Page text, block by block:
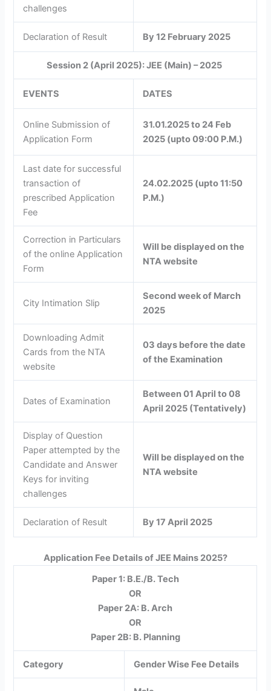
challenges
Declaration of Result By 12 February 2025
Session 2 (April 2025): JEE (Main) – 2025
EVENTS DATES
Online Submission of
Application Form
31.01.2025 to 24 Feb
2025 (upto 09:00 P.M.)
Last date for successful
transaction of
prescribed Application
Fee
24.02.2025 (upto 11:50
P.M.)
Correction in Particulars
of the online Application
Form
Will be displayed on the
NTA website
City Intimation Slip
Second week of March
2025
Downloading Admit
Cards from the NTA
website
03 days before the date
of the Examination
Dates of Examination
Between 01 April to 08
April 2025 (Tentatively)
Display of Question
Paper attempted by the
Candidate and Answer
Keys for inviting
challenges
Will be displayed on the
NTA website
Declaration of Result By 17 April 2025
Application Fee Details of JEE Mains 2025?
Paper 1: B.E./B. Tech
OR
Paper 2A: B. Arch
OR
Paper 2B: B. Planning
Category Gender Wise Fee Details